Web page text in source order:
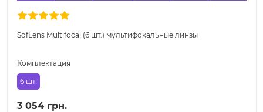
SofLens Multifocal (6 шт.) мультифокальные линзы
Комплектация
6 шт.
3 054 грн.